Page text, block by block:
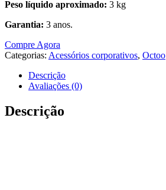
Peso líquido aproximado: 3 kg
Garantia: 3 anos.
Compre Agora
Categorias: Acessórios corporativos, Octoo
Descrição
Avaliações (0)
Descrição